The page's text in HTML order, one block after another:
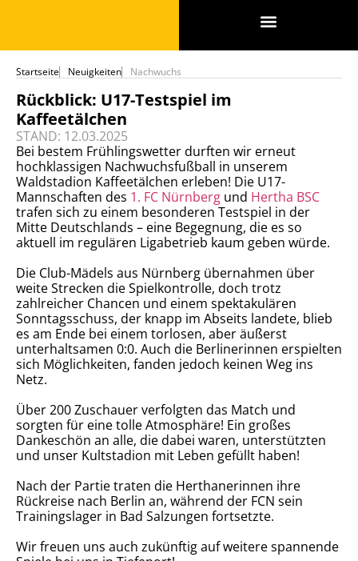
Startseite Neuigkeiten Nachwuchs
Rückblick: U17-Testspiel im
Kaffeetälchen
STAND: 12.03.2025
Bei bestem Frühlingswetter durften wir erneut
hochklassigen Nachwuchsfußball in unserem
Waldstadion Kaffeetälchen erleben! Die U17-
Mannschaften des 1. FC Nürnberg und Hertha BSC
trafen sich zu einem besonderen Testspiel in der
Mitte Deutschlands – eine Begegnung, die es so
aktuell im regulären Ligabetrieb kaum geben würde.
Die Club-Mädels aus Nürnberg übernahmen über
weite Strecken die Spielkontrolle, doch trotz
zahlreicher Chancen und einem spektakulären
Sonntagsschuss, der knapp im Abseits landete, blieb
es am Ende bei einem torlosen, aber äußerst
unterhaltsamen 0:0. Auch die Berlinerinnen erspielten
sich Möglichkeiten, fanden jedoch keinen Weg ins
Netz.
Über 200 Zuschauer verfolgten das Match und
sorgten für eine tolle Atmosphäre! Ein großes
Dankeschön an alle, die dabei waren, unterstützten
und unser Kultstadion mit Leben gefüllt haben!
Nach der Partie traten die Herthanerinnen ihre
Rückreise nach Berlin an, während der FCN sein
Trainingslager in Bad Salzungen fortsetzte.
Wir freuen uns auch zukünftig auf weitere spannende